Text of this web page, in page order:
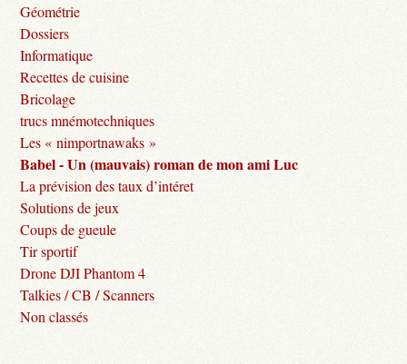
Géométrie
Dossiers
Informatique
Recettes de cuisine
Bricolage
trucs mnémotechniques
Les « nimportnawaks »
Babel - Un (mauvais) roman de mon ami Luc
La prévision des taux d’intéret
Solutions de jeux
Coups de gueule
Tir sportif
Drone DJI Phantom 4
Talkies / CB / Scanners
Non classés